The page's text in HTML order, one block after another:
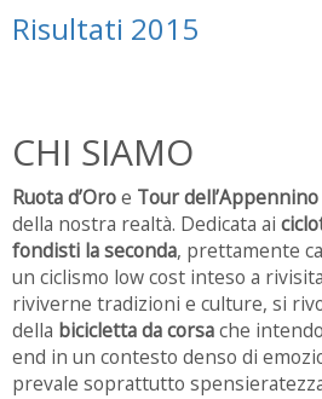
Risultati 2015
CHI SIAMO
Ruota d’Oroe Tour dell’Appennino
della nostra realtà. Dedicata ai
fondisti la seconda, prettamente
un ciclismo low cost inteso a
riviverne tradizioni e culture, si
della bicicletta da corsache
end in un contesto denso di
prevale soprattutto